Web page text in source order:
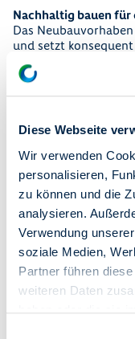
Diese Webseite
Wir verwenden
personalisieren,
zu können und die
analysieren.
Verwendung
soziale Medien,
Partner führen
weiteren Daten
Nachhaltig bauen
Das
und setzt
• Gründächer und
• energieeffiziente
Stärkung der
Neben den
Gewerbeeinheiten,
beitragen, unter
Angebote.
Die Lage in
und zum
Anbindung und
Das Projekt ist Teil